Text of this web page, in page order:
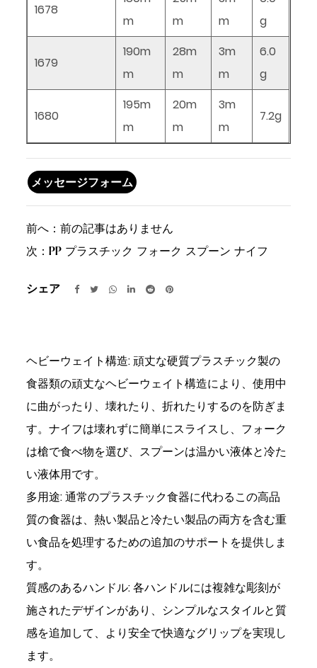
1678
m
m
m
g
1679
190m
m
28m
m
3m
m
6.0
g
1680
195m
m
20m
m
3m
m
7.2g
メッセージフォーム
前へ：前の記事はありません
次：PP プラスチック フォーク スプーン ナイフ
シェア
ヘビーウェイト構造: 頑丈な硬質プラスチック製の
食器類の頑丈なヘビーウェイト構造により、使用中
に曲がったり、壊れたり、折れたりするのを防ぎま
す。ナイフは壊れずに簡単にスライスし、フォーク
は槍で食べ物を選び、スプーンは温かい液体と冷た
い液体用です。
多用途: 通常のプラスチック食器に代わるこの高品
質の食器は、熱い製品と冷たい製品の両方を含む重
い食品を処理するための追加のサポートを提供しま
す。
質感のあるハンドル: 各ハンドルには複雑な彫刻が
施されたデザインがあり、シンプルなスタイルと質
感を追加して、より安全で快適なグリップを実現し
ます。